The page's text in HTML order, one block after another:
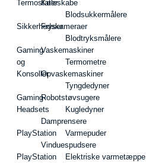
Termostater
Sikkerhedskameraer
Gaming
og
Konsoller
Gaming-
Headsets
PlayStation
PlayStation
Køleskabe
Fryser
Vaskemaskiner
Opvaskemaskiner
Robotstøvsugere
Damprensere
Vinduespudsere
Blodsukkermålere
Blodtryksmålere
Termometre
Tyngdedyner
Kugledyner
Varmepuder
Elektriske varmetæppe